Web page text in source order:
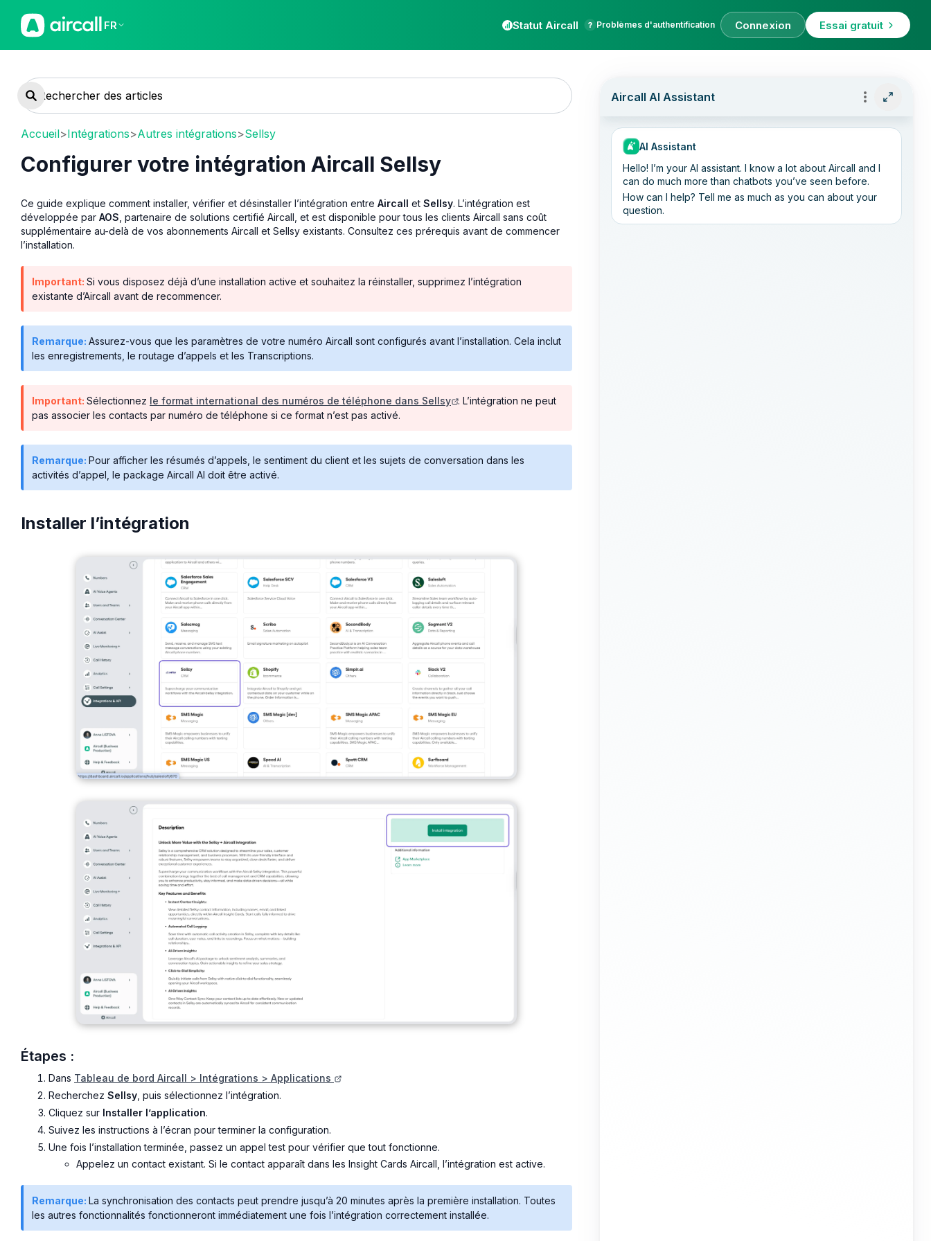
FR Statut Aircall Problèmes d'authentification Connexion Essai gratuit
Accueil>Intégrations>Autres intégrations>Sellsy
Configurer votre intégration Aircall Sellsy
Ce guide explique comment installer, vérifier et désinstaller l’intégration entre Aircall et Sellsy. L’intégration est
développée par AOS , partenaire de solutions certifié Aircall, et est disponible pour tous les clients Aircall sans coût
supplémentaire au-delà de vos abonnements Aircall et Sellsy existants. Consultez ces prérequis avant de commencer
l’installation.
Important: Si vous disposez déjà d’une installation active et souhaitez la réinstaller, supprimez l’intégration
existante d’Aircall avant de recommencer.
Remarque: Assurez-vous que les paramètres de votre numéro Aircall sont configurés avant l’installation. Cela inclut
les enregistrements, le routage d’appels et les Transcriptions.
Important: Sélectionnez le format international des numéros de téléphone dans Sellsy . L’intégration ne peut
pas associer les contacts par numéro de téléphone si ce format n’est pas activé.
Remarque: Pour afficher les résumés d’appels, le sentiment du client et les sujets de conversation dans les
activités d’appel, le package Aircall AI doit être activé.
Installer l’intégration
Étapes :
Dans Tableau de bord Aircall > Intégrations > Applications
Recherchez Sellsy , puis sélectionnez l’intégration.
Cliquez sur Installer l’application.
Suivez les instructions à l’écran pour terminer la configuration.
Une fois l’installation terminée, passez un appel test pour vérifier que tout fonctionne.
Appelez un contact existant. Si le contact apparaît dans les Insight Cards Aircall, l’intégration est active.
Remarque: La synchronisation des contacts peut prendre jusqu’à 20 minutes après la première installation. Toutes
les autres fonctionnalités fonctionneront immédiatement une fois l’intégration correctement installée.